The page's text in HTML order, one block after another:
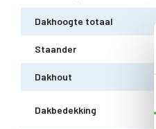
Dakhoogte totaal
Staander
Dakhout
Dakbedekking